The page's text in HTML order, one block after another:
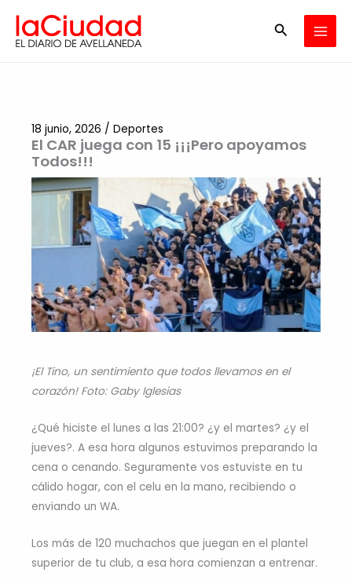
contenido
Buscar
El CAR juega con 15 ¡¡¡Pero apoyamos
Todos!!!
18 junio, 2026 / Deportes
¡El Tino, un sentimiento que todos llevamos en el
corazón! Foto: Gaby Iglesias
¿Qué hiciste el lunes a las 21:00? ¿y el martes? ¿y el
jueves?. A esa hora algunos estuvimos preparando la
cena o cenando. Seguramente vos estuviste en tu
cálido hogar, con el celu en la mano, recibiendo o
enviando un WA.
Los más de 120 muchachos que juegan en el plantel
superior de tu club, a esa hora comienzan a entrenar.